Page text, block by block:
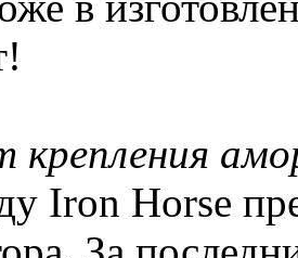
крепления
Iron Horse